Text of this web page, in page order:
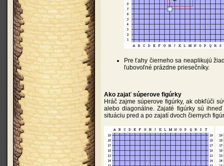
Pre ťahy čierneho sa neaplikujú
ľubovoľné prázdne priesečníky.
Ako zajať súperove figúrky
Hráč zajme súperove figúrky, ak obkľúči
alebo diagonálne. Zajaté figúrky sú
situáciu pred a po zajatí dvoch čiernych